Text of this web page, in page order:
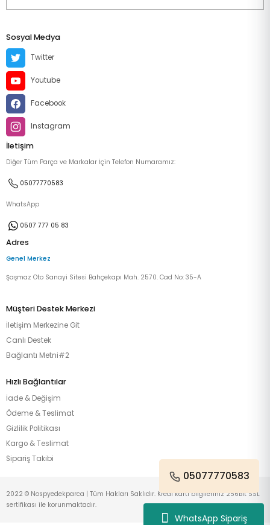
WhatsApp Sipariş
Sosyal Medya
Twitter
Youtube
Facebook
Instagram
İletişim
Diğer Tüm Parça ve Markalar İçin Telefon Numaramız:
05077770583
WhatsApp
0507 777 05 83
Adres
Genel Merkez
Şaşmaz Oto Sanayi Sitesi Bahçekapı Mah. 2570. Cad No: 35-A
Müşteri Destek Merkezi
İletişim Merkezine Git
Canlı Destek
Bağlantı Metni#2
Hızlı Bağlantılar
İade & Değişim
Ödeme & Teslimat
Gizlilik Politikası
Kargo & Teslimat
Sipariş Takibi
05077770583
2022 © Nospyedekparca | Tüm Hakları Saklıdır. Kredi kartı bilgileriniz 256Bit SSL
sertifikası ile korunmaktadır.